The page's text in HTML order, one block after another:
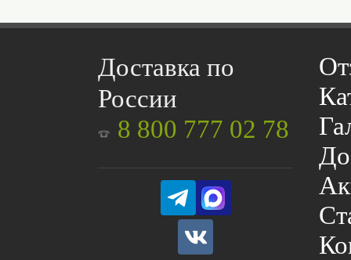
Доставка по
России
8 800 777 02 78